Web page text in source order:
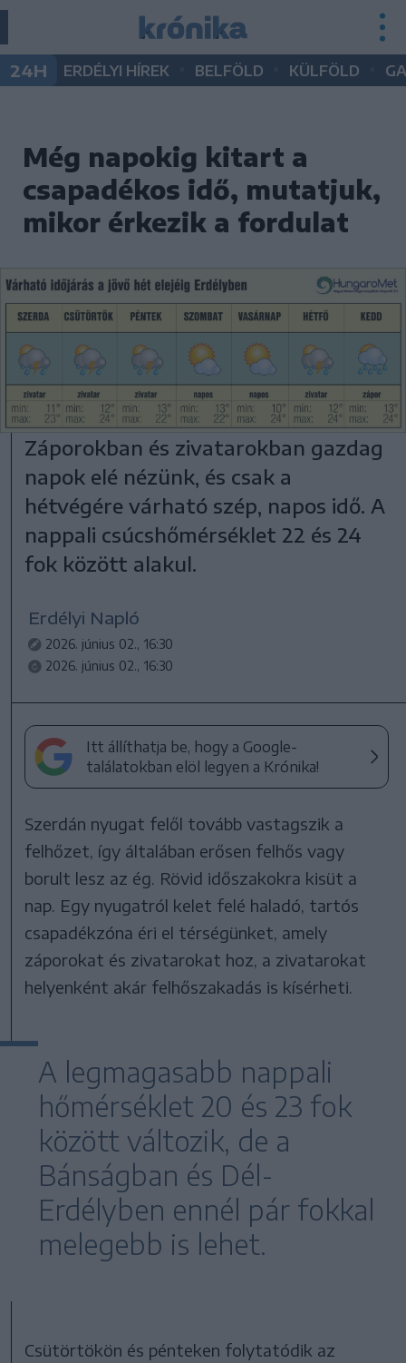
24H ERDÉLYI HÍREK BELFÖLD KÜLFÖLD
Még napokig kitart a
csapadékos idő, mutatjuk,
mikor érkezik a fordulat
Záporokban és zivatarokban gazdag
napok elé nézünk, és csak a
hétvégére várható szép, napos idő. A
nappali csúcshőmérséklet 22 és 24
fok között alakul.
Erdélyi Napló
2026. június 02., 16:30
2026. június 02., 16:30
Itt állíthatja be, hogy a Google-
találatokban elöl legyen a Krónika!
Szerdán nyugat felől tovább vastagszik a
felhőzet, így általában erősen felhős vagy
borult lesz az ég. Rövid időszakokra kisüt a
nap. Egy nyugatról kelet felé haladó, tartós
csapadékzóna éri el térségünket, amely
záporokat és zivatarokat hoz, a zivatarokat
helyenként akár felhőszakadás is kísérheti.
A legmagasabb nappali
hőmérséklet 20 és 23 fok
között változik, de a
Bánságban és Dél-
Erdélyben ennél pár fokkal
melegebb is lehet.
Csütörtökön és pénteken folytatódik az